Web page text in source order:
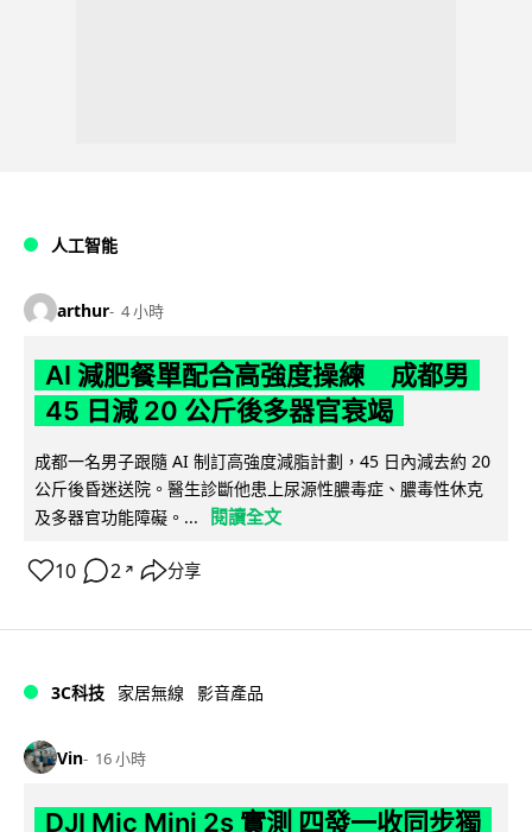
人工智能
arthur 4 小時
AI 減肥餐單配合高強度操練 成都男
45 日減 20 公斤後多器官衰竭
成都一名男子跟隨 AI 制訂高強度減脂計劃，45 日內減去約 20
公斤後昏迷送院。醫生診斷他患上尿源性膿毒症、膿毒性休克
及多器官功能障礙。...
閱讀全文
10 2 ↗ 分享
3C科技 家居無線 影音產品
Vin 16 小時
DJI Mic Mini 2s 實測 四發一收同步獨